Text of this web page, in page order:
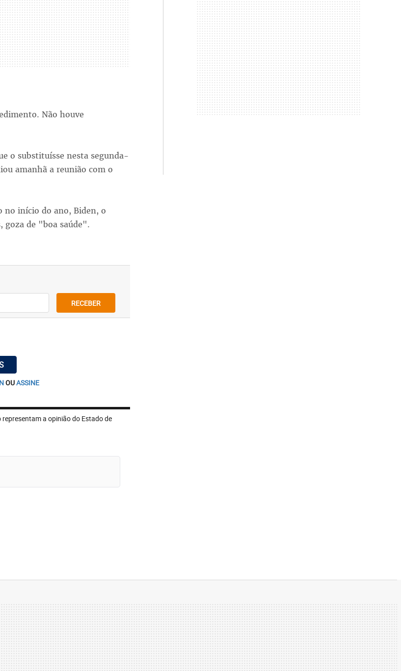
Não houve
o substituísse nesta segunda-
amanhã a reunião com o
no início do ano, Biden, o
goza de "boa saúde".
RECEBER
OUASSINE
a opinião do Estado de